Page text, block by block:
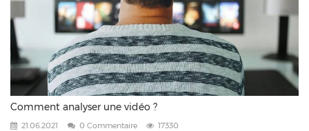
Comment analyser une vidéo ?
21.06.2021 0 Commentaire 17330